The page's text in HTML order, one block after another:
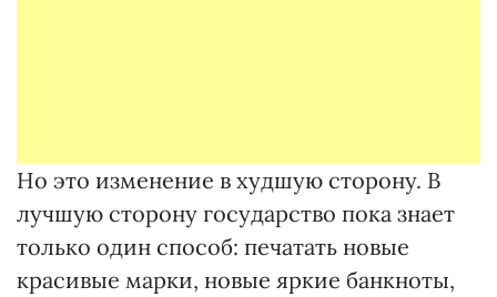
Но это изменение в худшую сторону. В
лучшую сторону государство пока знает
только один способ: печатать новые
красивые марки, новые яркие банкноты,